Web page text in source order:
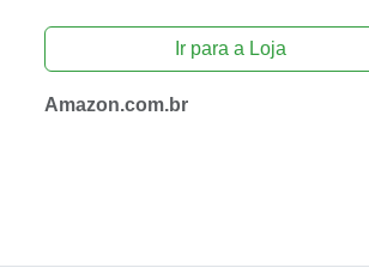
Ir para a Loja
Amazon.com.br